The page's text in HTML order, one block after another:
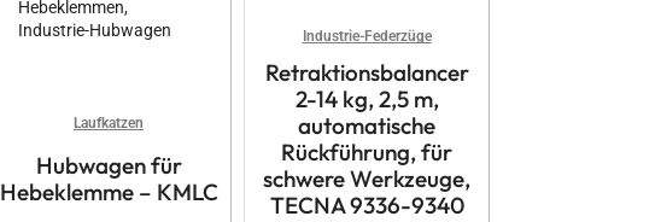
Laufkatzen
Hubwagen für
Hebeklemme – KMLC
Industrie-Federzüge
Retraktionsbalancer
2-14 kg, 2,5 m,
automatische
Rückführung, für
schwere Werkzeuge,
TECNA 9336-9340